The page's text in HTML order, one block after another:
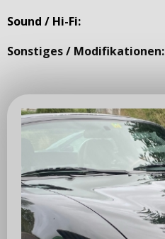
Sound / Hi-Fi:
Sonstiges / Modifikationen: